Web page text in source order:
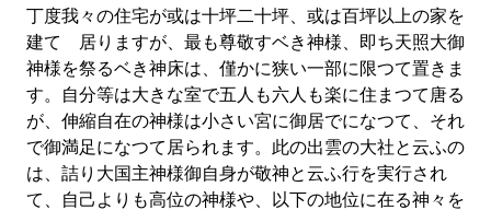
丁度我々の住宅が或は十坪二十坪、或は百坪以上の家を
建てゝ居りますが、最も尊敬すベき神様、即ち天照大御
神様を祭るベき神床は、僅かに狭い一部に限つて置きま
す。自分等は大きな室で五人も六人も楽に住まつて唐る
が、伸縮自在の神様は小さい宮に御居でになつて、それ
で御満足になつて居られます。此の出雲の大社と云ふの
は、詰り大国主神様御自身が敬神と云ふ行を実行され
て、自己よりも高位の神様や、以下の地位に在る神々を